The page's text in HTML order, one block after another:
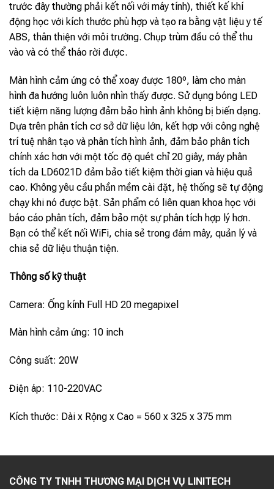
trước đây thường phải kết nối với máy tính), thiết kế khí
động học với kích thước phù hợp và tạo ra bằng vật liệu y tế
ABS, thân thiện với môi trường. Chụp trùm đầu có thể thu
vào và có thể tháo rời được.
Màn hình cảm ứng có thể xoay được 180º, làm cho màn
hình đa hướng luôn luôn nhìn thấy được. Sử dụng bóng LED
tiết kiệm năng lượng đảm bảo hình ảnh không bị biến dạng.
Dựa trên phân tích cơ sở dữ liệu lớn, kết hợp với công nghệ
trí tuệ nhân tạo và phân tích hình ảnh, đảm bảo phân tích
chính xác hơn với một tốc độ quét chỉ 20 giây, máy phân
tích da LD6021D đảm bảo tiết kiệm thời gian và hiệu quả
cao. Không yêu cầu phần mềm cài đặt, hệ thống sẽ tự động
chạy khi nó được bật. Sản phẩm có liên quan khoa học với
báo cáo phân tích, đảm bảo một sự phân tích hợp lý hơn.
Bạn có thể kết nối WiFi, chia sẻ trong đám mây, quản lý và
chia sẻ dữ liệu thuận tiện.
Thông số kỹ thuật
Camera: Ống kính Full HD 20 megapixel
Màn hình cảm ứng: 10 inch
Công suất: 20W
Điện áp: 110-220VAC
Kích thước: Dài x Rộng x Cao = 560 x 325 x 375 mm
CÔNG TY TNHH THƯƠNG MẠI DỊCH VỤ LINITECH